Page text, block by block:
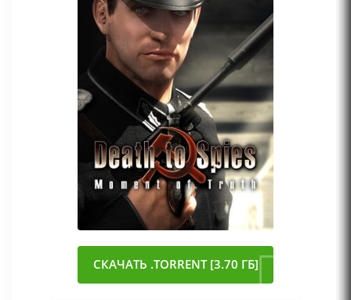
СКАЧАТЬ .TORRENT [3.70 ГБ]